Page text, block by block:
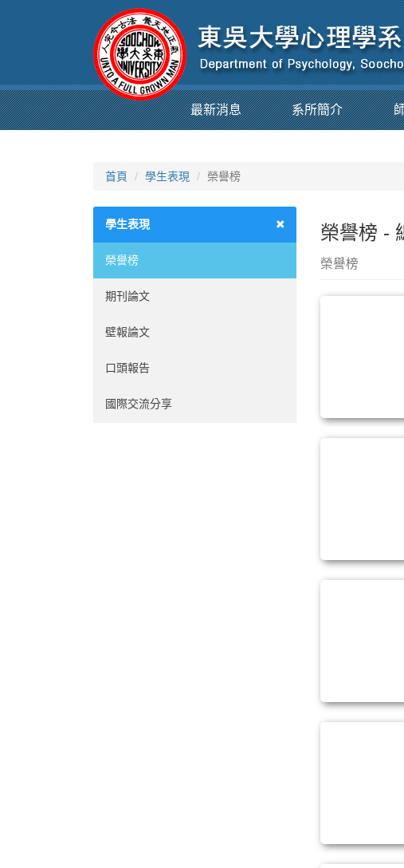
最新消息 系所簡介
首頁 學生表現 榮譽榜
學生表現
榮譽榜
期刊論文
壁報論文
口頭報告
國際交流分享
榮譽榜 -
榮譽榜